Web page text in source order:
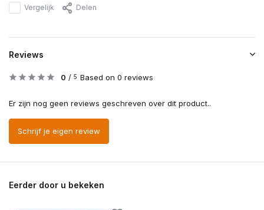
Vergelijk Delen
Reviews
0 / 5 Based on 0 reviews
Er zijn nog geen reviews geschreven over dit product..
Schrijf je eigen review
Eerder door u bekeken